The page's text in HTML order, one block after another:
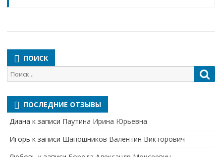
ПОИСК
Поиск
для:
ПОСЛЕДНИЕ ОТЗЫВЫ
Диана к записи Паутина Ирина Юрьевна
Игорь к записи Шапошников Валентин Викторович